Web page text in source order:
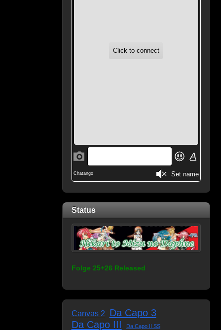
Status
Folge 25+26 Released
Canvas 2
Da Capo 3
Da Capo III
Da Capo II SS